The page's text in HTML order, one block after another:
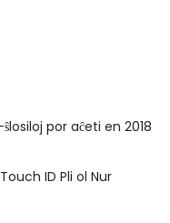
por aĉeti en 2018
ID Pli ol Nur